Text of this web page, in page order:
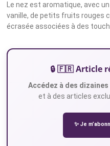
Le nez est aromatique, avec
vanille, de petits fruits rouges
écrasée associées à des
🔒 🇫🇷 Article
Accédez à des
et à des articles
✨ Je